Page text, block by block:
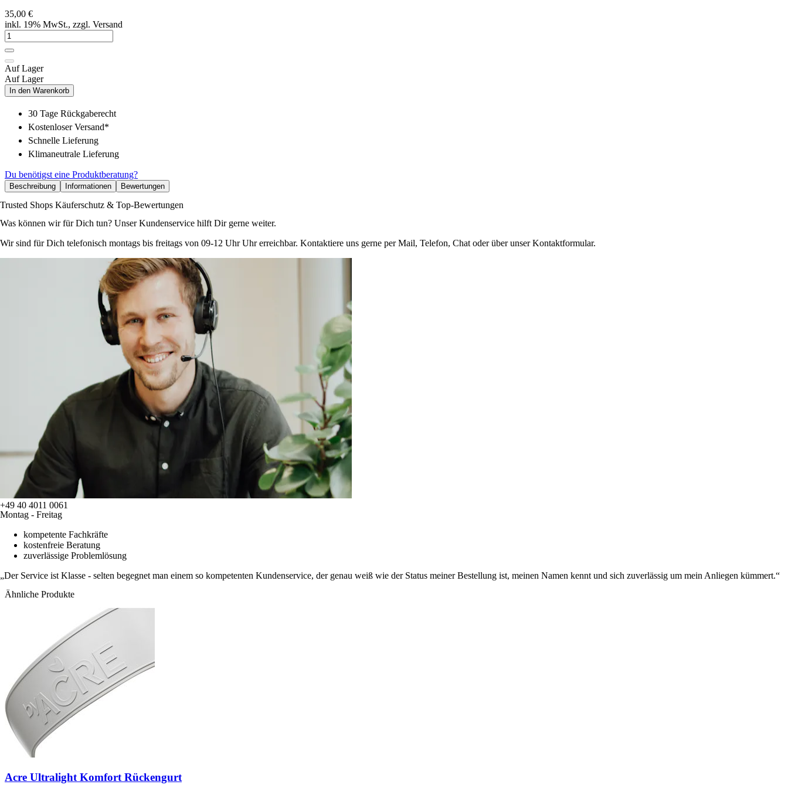
35,00 €
inkl. 19% MwSt., zzgl. Versand
Auf Lager
Auf Lager
In den Warenkorb
30 Tage Rückgaberecht
Kostenloser Versand*
Schnelle Lieferung
Klimaneutrale Lieferung
Du benötigst eine Produktberatung?
Beschreibung Informationen Bewertungen
Trusted Shops Käuferschutz & Top-Bewertungen
Was können wir für Dich tun? Unser Kundenservice hilft Dir gerne weiter.
Wir sind für Dich telefonisch montags bis freitags von 09-12 Uhr Uhr erreichbar. Kontaktiere uns gerne per Mail, Telefon, Chat oder über unser Kontaktformular.
+49 40 4011 0061
Montag - Freitag
kompetente Fachkräfte
kostenfreie Beratung
zuverlässige Problemlösung
Der Service ist Klasse - selten begegnet man einem so kompetenten Kundenservice, der genau weiß wie der Status meiner Bestellung ist, meinen Namen kennt und sich zuverlässig um mein Anliegen kümmert.
Ähnliche Produkte
Acre Ultralight Komfort Rückengurt